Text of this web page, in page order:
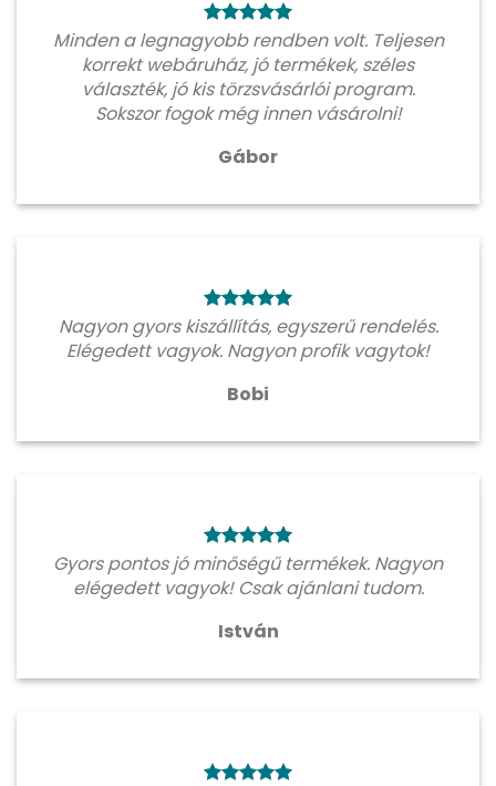
Minden a legnagyobb rendben volt. Teljesen
korrekt webáruház, jó termékek, széles
választék, jó kis törzsvásárlói program.
Sokszor fogok még innen vásárolni!
Gábor
Nagyon gyors kiszállítás, egyszerű rendelés.
Elégedett vagyok. Nagyon profik vagytok!
Bobi
Gyors pontos jó minőségű termékek. Nagyon
elégedett vagyok! Csak ajánlani tudom.
István